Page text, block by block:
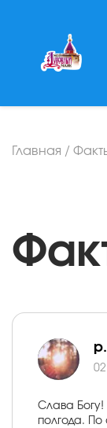
Главная /
Слава
полгода.